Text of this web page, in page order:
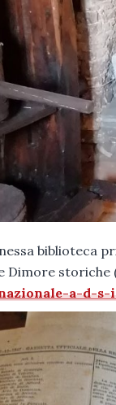
Dimore storiche
a-d-s-